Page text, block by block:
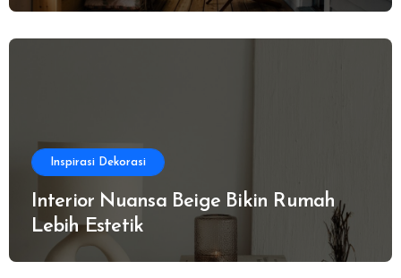
Inspirasi Dekorasi
Interior Nuansa Beige Bikin Rumah
Lebih Estetik